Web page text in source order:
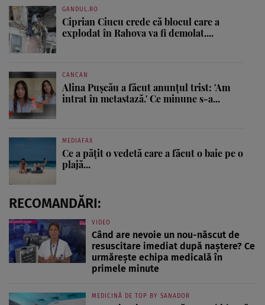
GANDUL.RO
Ciprian Ciucu crede că blocul care a
explodat în Rahova va fi demolat....
CANCAN
Alina Pușcău a făcut anunțul trist: 'Am
intrat în metastază.' Ce minune s-a...
MEDIAFAX
Ce a pățit o vedetă care a făcut o baie pe o
plajă...
RECOMANDĂRI:
VIDEO
Când are nevoie un nou-născut de
resuscitare imediat după naștere? Ce
urmărește echipa medicală în
primele minute
MEDICINĂ DE TOP BY SANADOR